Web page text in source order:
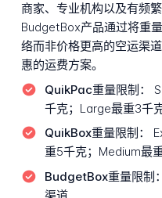
商家、专业机构以及有频
BudgetBox产品通过将重
络而非价格更高的空运渠
惠的运费方案。
QuikPac重量限制：
千克；Large最重3千
QuikBox重量限制：
重5千克；Medium最
BudgetBox重量限制：